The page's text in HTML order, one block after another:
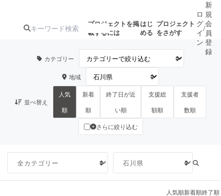
プロジェクトを掲
載するには
はじ
める
プロジェクト
をさがす
注目のリ
ターン
注目の新着プロ
ジェクト
募集終了が近いプ
ロジェクト
もうすぐ公開
されます
アート・写真
テクノロジー・ガジェット ゲーム・サ
ロ
グ
イ
ン
/
新
規
会
員
登
録
カテゴリー
地域
並べ替え
人気
順
新着
順
終了日が近
い順
支援総
額順
支援者
数順
さらに絞り込む
人気順新着順終了順